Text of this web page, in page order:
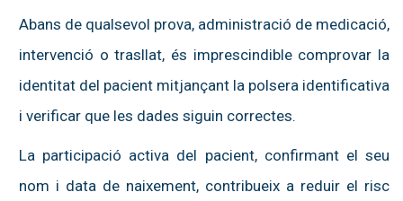
Abans de qualsevol prova, administració de medicació,
intervenció o trasllat, és imprescindible comprovar la
identitat del pacient mitjançant la polsera identificativa
i verificar que les dades siguin correctes.
La participació activa del pacient, confirmant el seu
nom i data de naixement, contribueix a reduir el risc